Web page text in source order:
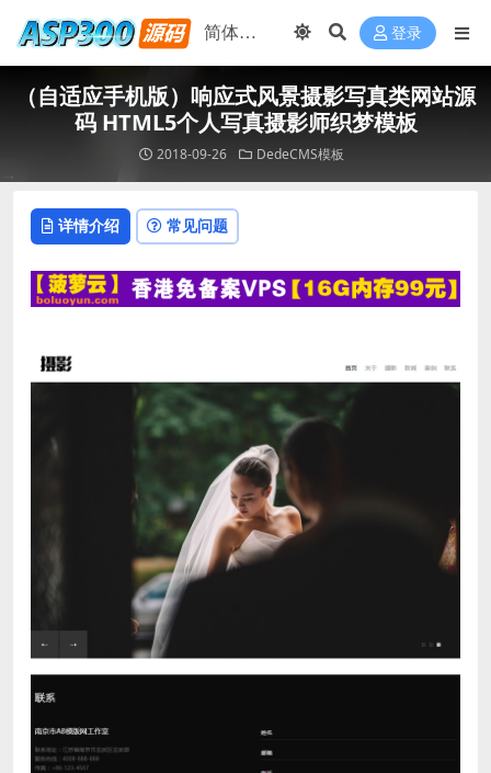
登录
（自适应手机版）响应式风景摄影写真类网站源
码 HTML5个人写真摄影师织梦模板
2018-09-26 DedeCMS模板
详情介绍 常见问题